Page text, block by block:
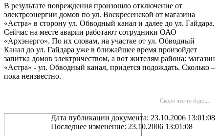
В результате повреждения произошло отключение от
электроэнергии домов по ул. Воскресенской от магазина
«Астра» в сторону ул. Обводный канал и далее до ул. Гайдара.
Сейчас на месте аварии работают сотрудники ОАО
«Архэнерго». По их словам, на участке от ул. Обводный
Канал до ул. Гайдара уже в ближайшее время произойдет
запитка домов электричеством, а вот жителям района: магазин
«Астра» - ул. Обводный канал, придется подождать. Сколько –
пока неизвестно.
Скоро что то будет...
Дата публикации документа: 23.10.2006 13:01:08
Последнее изменение: 23.10.2006 13:01:08